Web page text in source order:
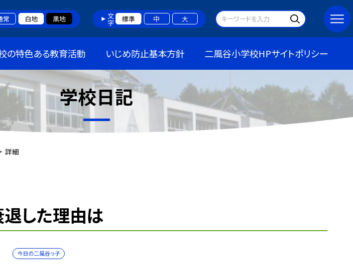
常 白地 黒地 文字 標準 中 大
の特色ある教育活動 いじめ防止基本方針 二風谷小学校HPサイトポリシー
学校日記
詳細
した理由は
今日の二風谷っ子